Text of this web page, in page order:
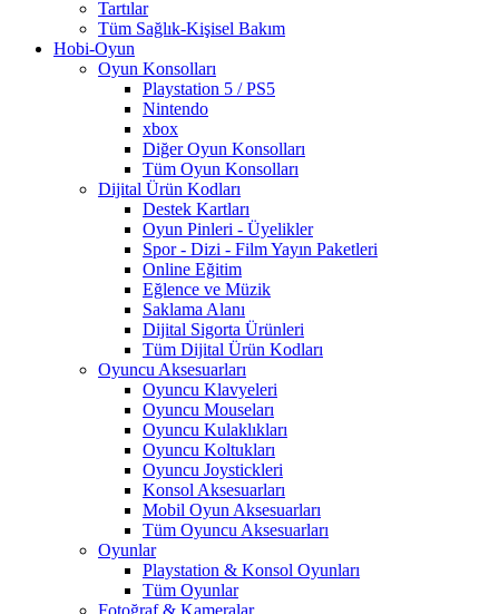
Tartılar
Tüm Sağlık-Kişisel Bakım
Hobi-Oyun
Oyun Konsolları
Playstation 5 / PS5
Nintendo
xbox
Diğer Oyun Konsolları
Tüm Oyun Konsolları
Dijital Ürün Kodları
Destek Kartları
Oyun Pinleri - Üyelikler
Spor - Dizi - Film Yayın Paketleri
Online Eğitim
Eğlence ve Müzik
Saklama Alanı
Dijital Sigorta Ürünleri
Tüm Dijital Ürün Kodları
Oyuncu Aksesuarları
Oyuncu Klavyeleri
Oyuncu Mouseları
Oyuncu Kulaklıkları
Oyuncu Koltukları
Oyuncu Joystickleri
Konsol Aksesuarları
Mobil Oyun Aksesuarları
Tüm Oyuncu Aksesuarları
Oyunlar
Playstation & Konsol Oyunları
Tüm Oyunlar
Fotoğraf & Kameralar